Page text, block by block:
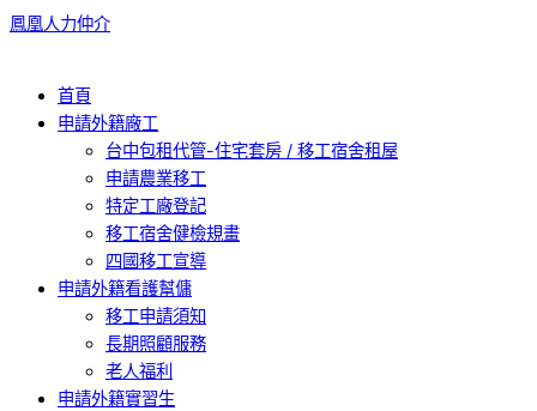
Skip
鳳凰人力仲介
Primary
Navigation
首頁
申請外籍廠工
台中包租代管-住宅套房 / 移工宿舍租屋
申請農業移工
特定工廠登記
移工宿舍健檢規畫
四國移工宣導
申請外籍看護幫傭
移工申請須知
長期照顧服務
老人福利
申請外籍實習生